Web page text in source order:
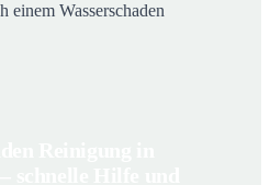
einem Wasserschaden